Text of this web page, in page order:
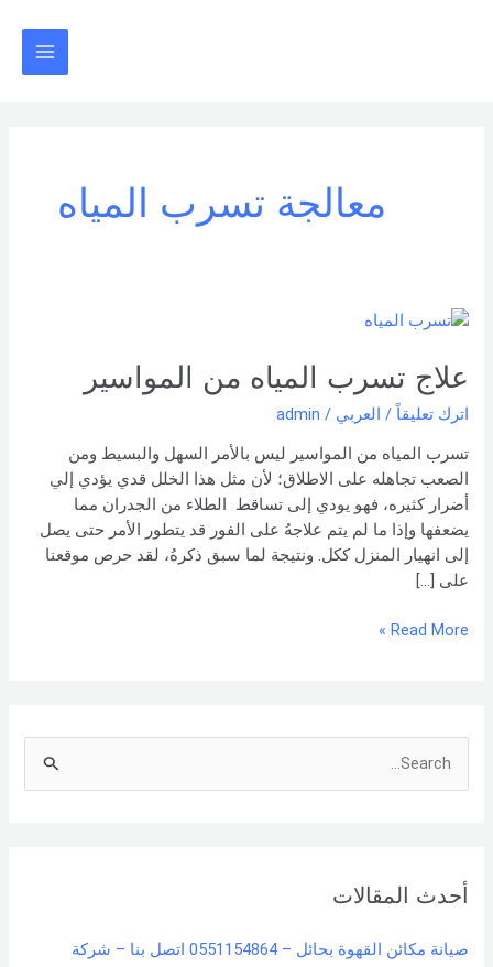
معالجة تسرب المياه
علاج تسرب المياه من المواسير
اترك تعليقاً / العربي /
admin
تسرب المياه من المواسير ليس بالأمر السهل والبسيط ومن
الصعب تجاهله على الاطلاق؛ لأن مثل هذا الخلل قدي يؤدي إلي
أضرار كثيره، فهو يودي إلى تساقط الطلاء من الجدران مما
يضعفها وإذا ما لم يتم علاجهُ على الفور قد يتطور الأمر حتى يصل
إلى انهيار المنزل ككل. ونتيجة لما سبق ذكرهُ، لقد حرص موقعنا
على […]
علاج
المياه
المواسير
Read More »
c
f
أحدث المقالات
صيانة مكائن القهوة بحائل – 0551154864 اتصل بنا – شركة